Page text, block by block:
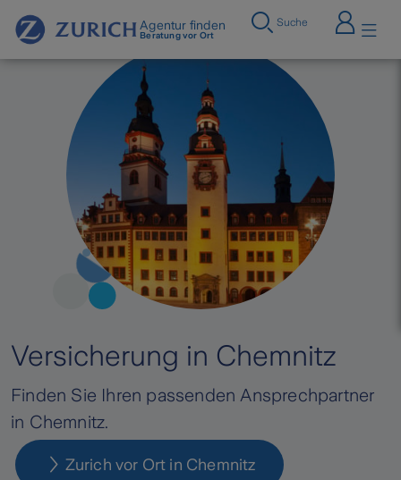
Agentur finden
Beratung vor Ort
Suche
Versicherung in Chemnitz
Finden Sie Ihren passenden Ansprechpartner
in Chemnitz.
Zurich vor Ort in Chemnitz